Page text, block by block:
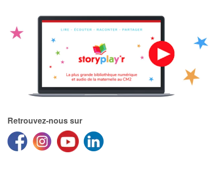
En famille
Quotidien et loisirs
Amour et amitié
Sujets de société
Retrouvez-nous sur